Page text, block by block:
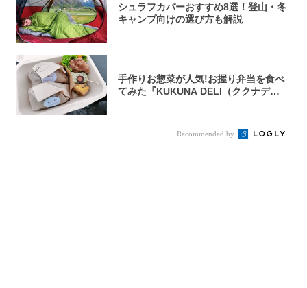
シュラフカバーおすすめ8選！登山・冬
キャンプ向けの選び方も解説
手作りお惣菜が人気!お握り弁当を食べ
てみた『KUKUNA DELI（ククナデ
Recommended by